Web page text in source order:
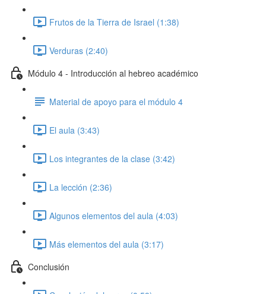
Frutos de la Tierra de Israel (1:38)
Verduras (2:40)
Módulo 4 - Introducción al hebreo académico
Material de apoyo para el módulo 4
El aula (3:43)
Los integrantes de la clase (3:42)
La lección (2:36)
Algunos elementos del aula (4:03)
Más elementos del aula (3:17)
Conclusión